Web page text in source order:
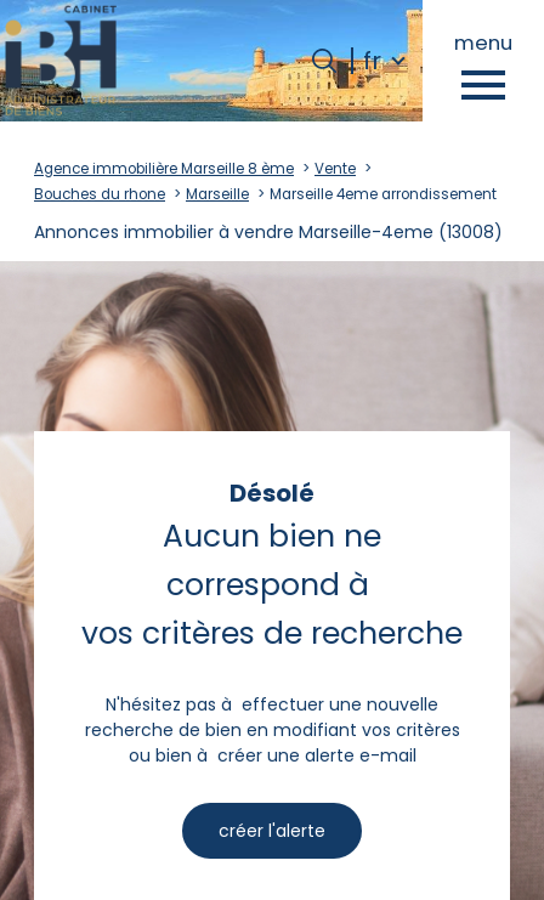
menu
Langue
fr
Accueil 0 Langue
fr
Agence immobilière Marseille 8 ème
Vente
Bouches du rhone
Marseille Marseille 4eme arrondissement
Annonces immobilier à vendre Marseille-4eme (13008)
Désolé
Aucun bien ne
correspond à
vos critères de recherche
N'hésitez pas à effectuer une nouvelle
recherche de bien en modifiant vos critères
ou bien à créer une alerte e-mail
créer l'alerte